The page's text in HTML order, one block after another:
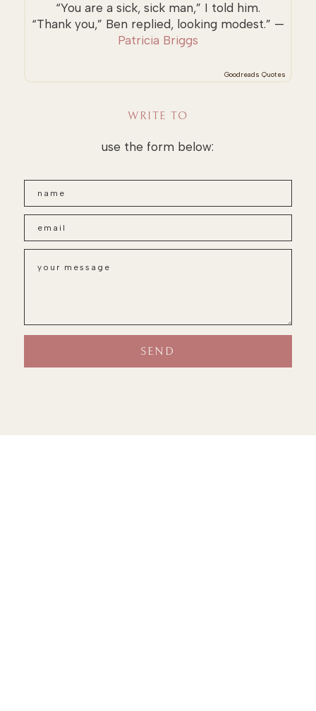
“You are a sick, sick man,” I told him.
“Thank you,” Ben replied, looking modest.” —
Patricia Briggs
Goodreads Quotes
WRITE TO
use the form below: